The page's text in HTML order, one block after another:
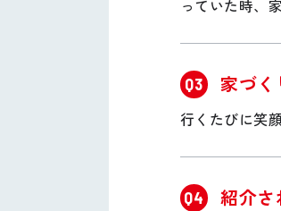
っていた時、
Q3 家づく
行くたびに笑
Q4 紹介さ